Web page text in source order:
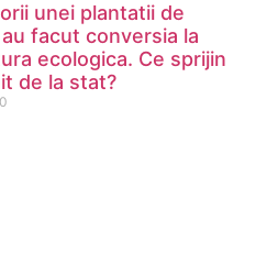
unei plantatii de
facut conversia la
ecologica. Ce sprijin
de la stat?